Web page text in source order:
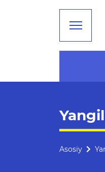
Rahbariyat
Boshqarma tuzilmasi
Missiya, maqsad va
Asosiy